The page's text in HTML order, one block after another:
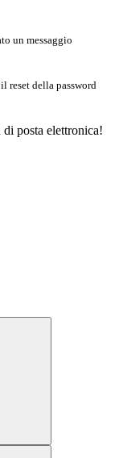
un messaggio
reset della password
posta elettronica!